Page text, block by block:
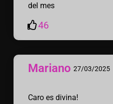
Mariano 27/03/2025
Caro es divina!
del mes
46